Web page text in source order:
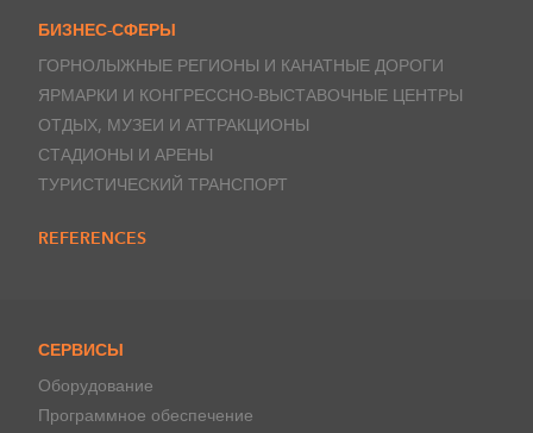
БИЗНЕС-СФЕРЫ
ГОРНОЛЫЖНЫЕ РЕГИОНЫ И КАНАТНЫЕ ДОРОГИ
ЯРМАРКИ И КОНГРЕССНО-ВЫСТАВОЧНЫЕ ЦЕНТРЫ
ОТДЫХ, МУЗЕИ И АТТРАКЦИОНЫ
СТАДИОНЫ И АРЕНЫ
ТУРИСТИЧЕСКИЙ ТРАНСПОРТ
REFERENCES
СЕРВИСЫ
Оборудование
Программное обеспечение